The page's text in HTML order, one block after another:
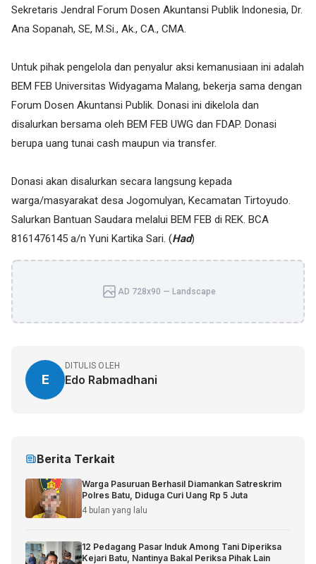
Sekretaris Jendral Forum Dosen Akuntansi Publik Indonesia, Dr.
Ana Sopanah, SE, M.Si., Ak., CA., CMA.
Untuk pihak pengelola dan penyalur aksi kemanusiaan ini adalah
BEM FEB Universitas Widyagama Malang, bekerja sama dengan
Forum Dosen Akuntansi Publik. Donasi ini dikelola dan
disalurkan bersama oleh BEM FEB UWG dan FDAP. Donasi
berupa uang tunai cash maupun via transfer.
Donasi akan disalurkan secara langsung kepada
warga/masyarakat desa Jogomulyan, Kecamatan Tirtoyudo.
Salurkan Bantuan Saudara melalui BEM FEB di REK. BCA
8161476145 a/n Yuni Kartika Sari. (Had)
AD 728x90 — Landscape
E
DITULIS OLEH
Edo Rabmadhani
Berita Terkait
Warga Pasuruan Berhasil Diamankan Satreskrim
Polres Batu, Diduga Curi Uang Rp 5 Juta
4 bulan yang lalu
12 Pedagang Pasar Induk Among Tani Diperiksa
Kejari Batu, Nantinya Bakal Periksa Pihak Lain